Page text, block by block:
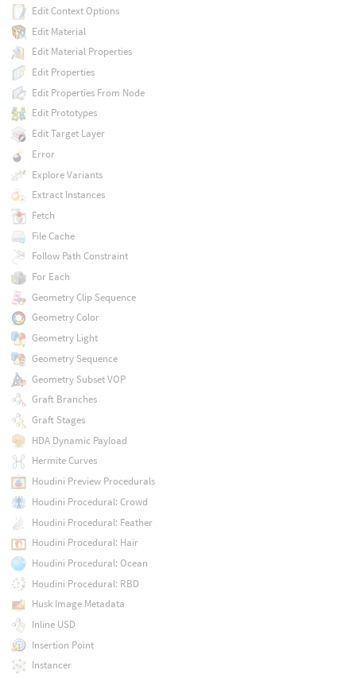
Edit Context Options
Edit Material
Edit Material Properties
Edit Properties
Edit Properties From Node
Edit Prototypes
Edit Target Layer
Error
Explore Variants
Extract Instances
Fetch
File Cache
Follow Path Constraint
For Each
Geometry Clip Sequence
Geometry Color
Geometry Light
Geometry Sequence
Geometry Subset VOP
Graft Branches
Graft Stages
HDA Dynamic Payload
Hermite Curves
Houdini Preview Procedurals
Houdini Procedural: Crowd
Houdini Procedural: Feather
Houdini Procedural: Hair
Houdini Procedural: Ocean
Houdini Procedural: RBD
Husk Image Metadata
Inline USD
Insertion Point
Instancer